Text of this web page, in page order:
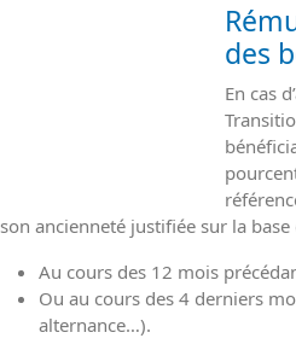
des
En cas
son ancienneté justifiée sur la base
Au cours des 12 mois
Ou au cours des 4 derniers
alternance…).